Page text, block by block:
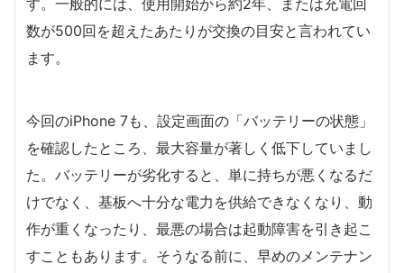
す。一般的には、使用開始から約2年、または充電回
数が500回を超えたあたりが交換の目安と言われてい
ます。
今回のiPhone 7も、設定画面の「バッテリーの状態」
を確認したところ、最大容量が著しく低下していまし
た。バッテリーが劣化すると、単に持ちが悪くなるだ
けでなく、基板へ十分な電力を供給できなくなり、動
作が重くなったり、最悪の場合は起動障害を引き起こ
すこともあります。そうなる前に、早めのメンテナン